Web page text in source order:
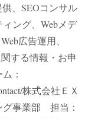
、SEOコンサル
ング、Webメデ
広告運用、
する情報・お申
：
株式会社ＥＸ
グ事業部 担当：